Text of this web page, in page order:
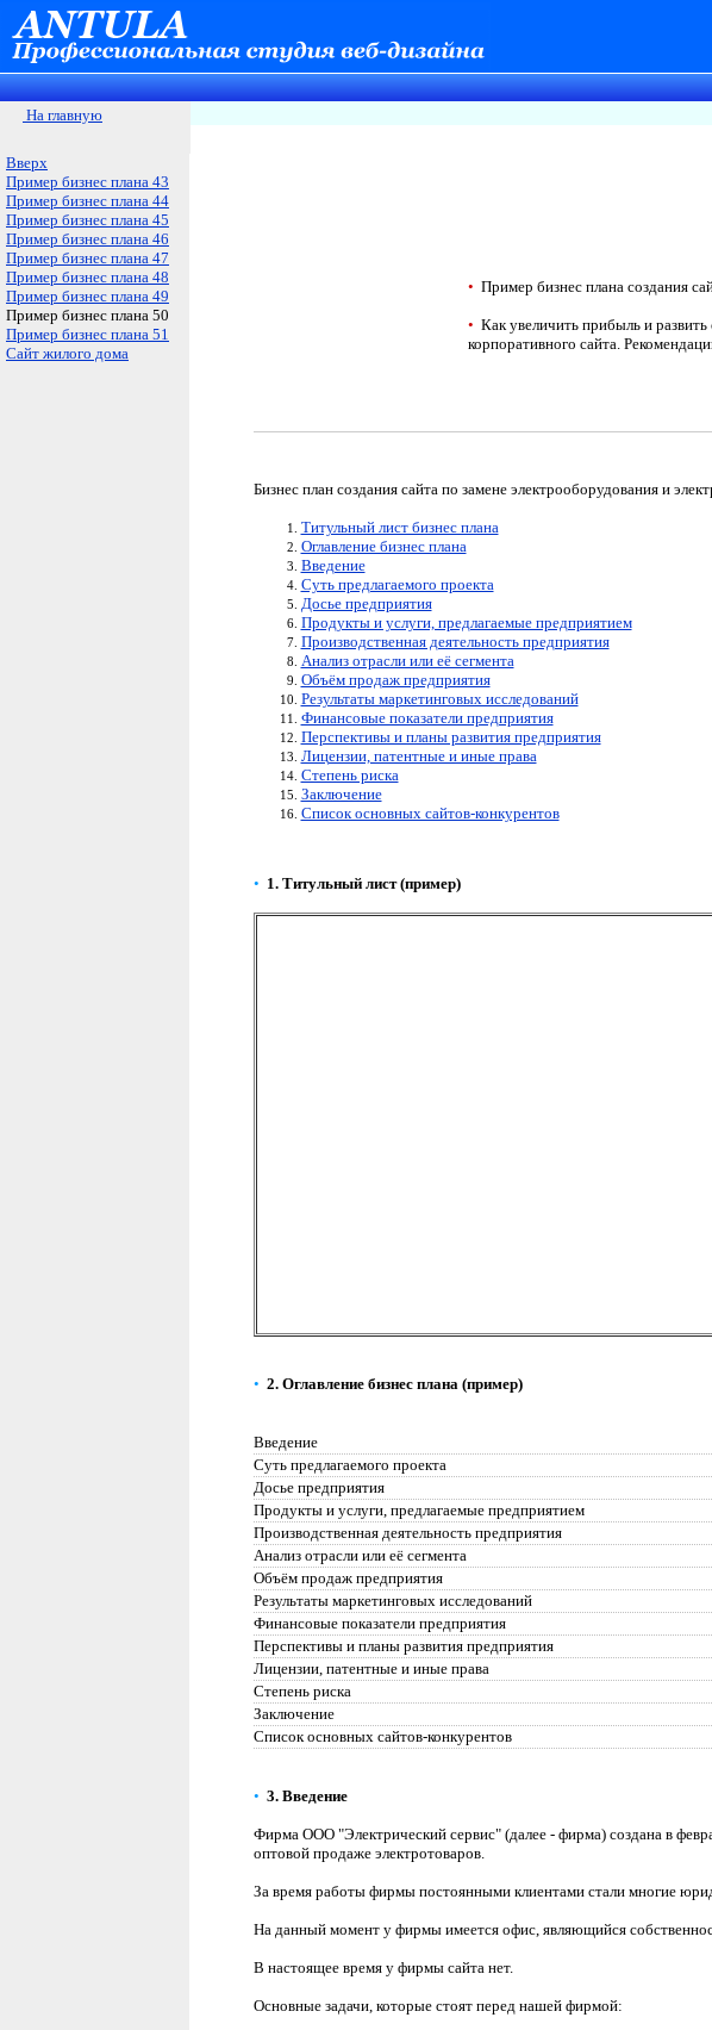
На главную
Вверх
Пример бизнес плана 43
Пример бизнес плана 44
Пример бизнес плана 45
Пример бизнес плана 46
Пример бизнес плана 47
Пример бизнес плана 48
Пример бизнес плана 49
Пример бизнес плана 50
Пример бизнес плана 51
Сайт жилого дома
• Пример бизнес плана создания
• Как увеличить прибыль и
корпоративного сайта.
Бизнес план создания сайта по замене электрооборудования и
Титульный лист бизнес плана
Оглавление бизнес плана
Введение
Суть предлагаемого проекта
Досье предприятия
Продукты и услуги, предлагаемые предприятием
Производственная деятельность предприятия
Анализ отрасли или её сегмента
Объём продаж предприятия
Результаты маркетинговых исследований
Финансовые показатели предприятия
Перспективы и планы развития предприятия
Лицензии, патентные и иные права
Степень риска
Заключение
Список основных сайтов-конкурентов
• 1. Титульный лист(пример)
• 2. Оглавлениебизнес плана (пример)
Введение
Суть предлагаемого проекта
Досье предприятия
Продукты и услуги, предлагаемые предприятием
Производственная деятельность предприятия
Анализ отрасли или её сегмента
Объём продаж предприятия
Результаты маркетинговых исследований
Финансовые показатели предприятия
Перспективы и планы развития предприятия
Лицензии, патентные и иные права
Степень риска
Заключение
Список основных сайтов-конкурентов
• 3. Введение
Фирма ООО "Электрический сервис" (далее - фирма) создана в
оптовой продаже электротоваров.
За время работы фирмы постоянными клиентами стали многие
На данный момент у фирмы имеется офис, являющийся
В настоящее время у фирмы сайта нет.
Основные задачи, которые стоят перед нашей фирмой: